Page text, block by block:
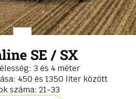
SE / SX
3 és 4 méter
450 és 1350 liter között
száma: 21-33